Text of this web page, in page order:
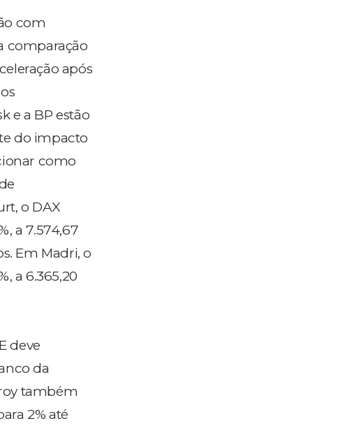
com
comparação
após
e a BP estão
do impacto
como
o DAX
a 7.574,67
Em Madri, o
a 6.365,20
deve
da
também
2% até